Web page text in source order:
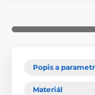
Popis a
Materiál